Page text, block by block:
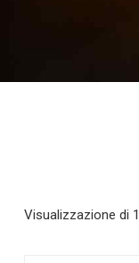
Visualizzazione di